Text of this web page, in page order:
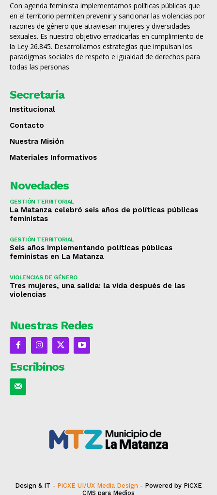
Con agenda feminista implementamos políticas públicas que
en el territorio permiten prevenir y sancionar las violencias por
razones de género que atraviesan mujeres y diversidades
sexuales. Es nuestro objetivo erradicarlas en cumplimiento de
la Ley 26.845. Desarrollamos estrategias que impulsan los
paradigmas sociales de respeto e igualdad de derechos para
todas las personas.
Secretaría
Institucional
Contacto
Nuestra Misión
Materiales Informativos
Novedades
GESTIÓN TERRITORIAL
La Matanza celebró seis años de políticas públicas
feministas
GESTIÓN TERRITORIAL
Seis años implementando políticas públicas
feministas en La Matanza
VIOLENCIAS DE GÉNERO
Tres mujeres, una salida: la vida después de las
violencias
Nuestras Redes
Escribinos
Design & IT - PiCXE UI/UX Media Design - Powered by PiCXE
CMS para Medios